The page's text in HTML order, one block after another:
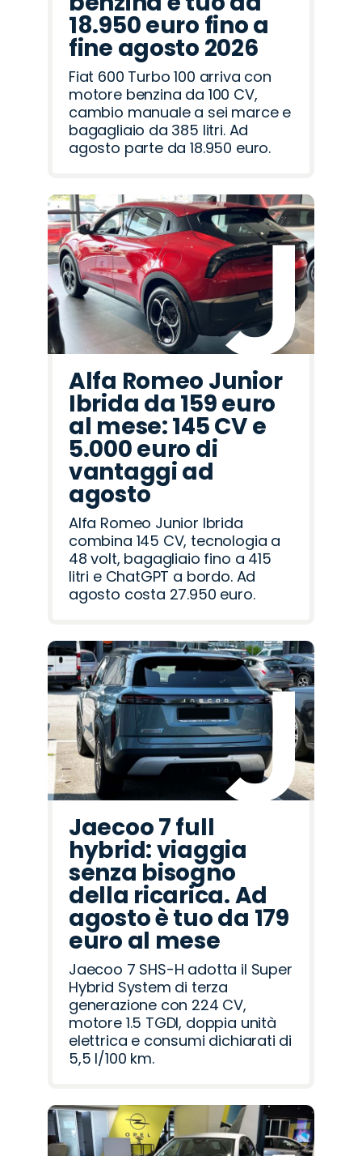
18.950 euro fino a
fine agosto 2026
Fiat 600 Turbo 100 arriva con
motore benzina da 100 CV,
cambio manuale a sei marce e
bagagliaio da 385 litri. Ad
agosto parte da 18.950 euro.
Alfa Romeo Junior
Ibrida da 159 euro
al mese: 145 CV e
5.000 euro di
vantaggi ad
agosto
Alfa Romeo Junior Ibrida
combina 145 CV, tecnologia a
48 volt, bagagliaio fino a 415
litri e ChatGPT a bordo. Ad
agosto costa 27.950 euro.
Jaecoo 7 full
hybrid: viaggia
senza bisogno
della ricarica. Ad
agosto è tuo da 179
euro al mese
Jaecoo 7 SHS-H adotta il Super
Hybrid System di terza
generazione con 224 CV,
motore 1.5 TGDI, doppia unità
elettrica e consumi dichiarati di
5,5 l/100 km.